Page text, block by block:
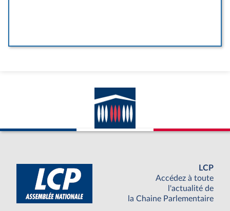
LCP
Accédez à toute
l'actualité de
la Chaine Parlementaire